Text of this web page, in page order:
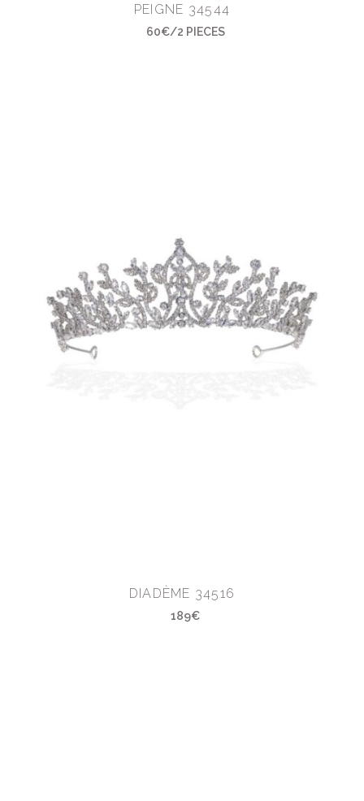
PEIGNE 34544
60€/2 PIECES
DIADÈME 34516
189€